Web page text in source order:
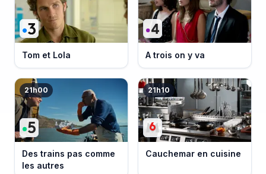
Tom et Lola A trois on y va
21h00
Des trains pas comme
les autres
21h10
Cauchemar en cuisine